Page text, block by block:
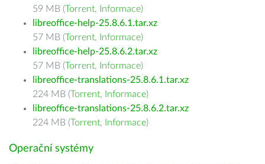
59 MB (Torrent, Informace)
libreoffice-help-25.8.6.1.tar.xz
57 MB (Torrent, Informace)
libreoffice-help-25.8.6.2.tar.xz
57 MB (Torrent, Informace)
libreoffice-translations-25.8.6.1.tar.xz
224 MB (Torrent, Informace)
libreoffice-translations-25.8.6.2.tar.xz
224 MB (Torrent, Informace)
Operační systémy